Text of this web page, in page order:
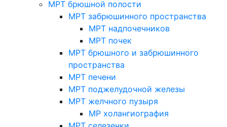
МРТ брюшной полости
МРТ забрюшинного пространства
МРТ надпочечников
МРТ почек
МРТ брюшного и забрюшинного
пространства
МРТ печени
МРТ поджелудочной железы
МРТ желчного пузыря
МР холангиография